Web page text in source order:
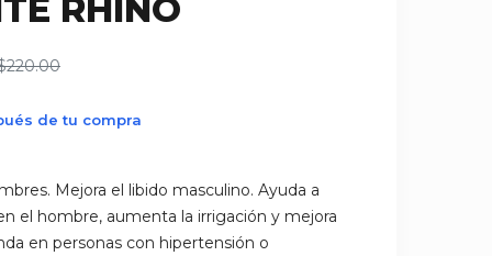
RHINO
de tu compra
Mejora el libido masculino. Ayuda a
el hombre, aumenta la irrigación y mejora
en personas con hipertensión o